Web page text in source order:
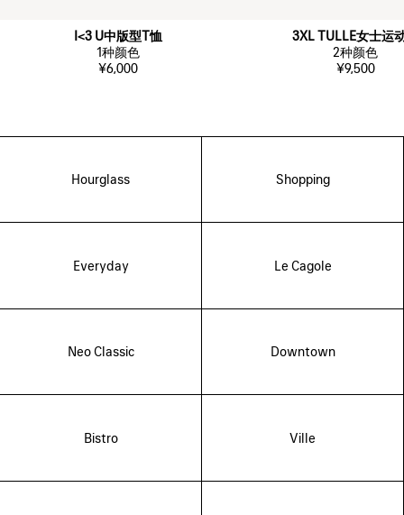
I<3 U中版型T恤
1种颜色
¥6,000
3XL TULLE女士运
2种颜色
¥9,500
Hourglass Shopping
Everyday Le Cagole
Neo Classic Downtown
Bistro Ville